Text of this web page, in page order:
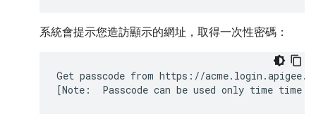
系統會提示您造訪顯示的網址，取得一次性密碼：
Get passcode from https://
[Note:  Passcode can be used only time time